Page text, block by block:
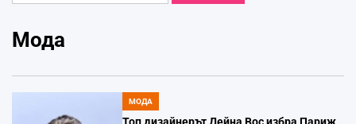
Мода
POSTED
IN
МОДА